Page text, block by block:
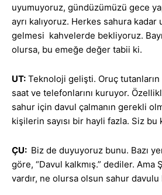
uyumuyoruz, gündüzümüzü gece
ayrı kalıyoruz. Herkes sahura
gelmesi kahvelerde bekliyoruz.
olursa, bu emeğe değer tabii ki.
UT: Teknoloji gelişti. Oruç tutanların
saat ve telefonlarını kuruyor.
sahur için davul çalmanın gerekli
kişilerin sayısı bir hayli fazla. Siz
ÇU: Biz de duyuyoruz bunu. Bazı
göre, “Davul kalkmış.” dediler. Ama
vardır, ne olursa olsun sahur davulu